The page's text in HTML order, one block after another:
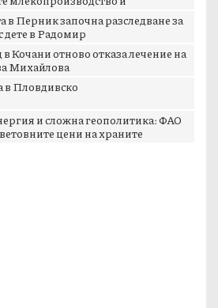
в Перник започна разследване за
дете в Радомир
Кочани отново отказа лечение на
Михайлова
Пловдивско
и сложна геополитика: ФАО
цени на храните